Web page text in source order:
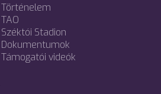
Történelem
TAO
Széktói Stadion
Dokumentumok
Támogatói videók